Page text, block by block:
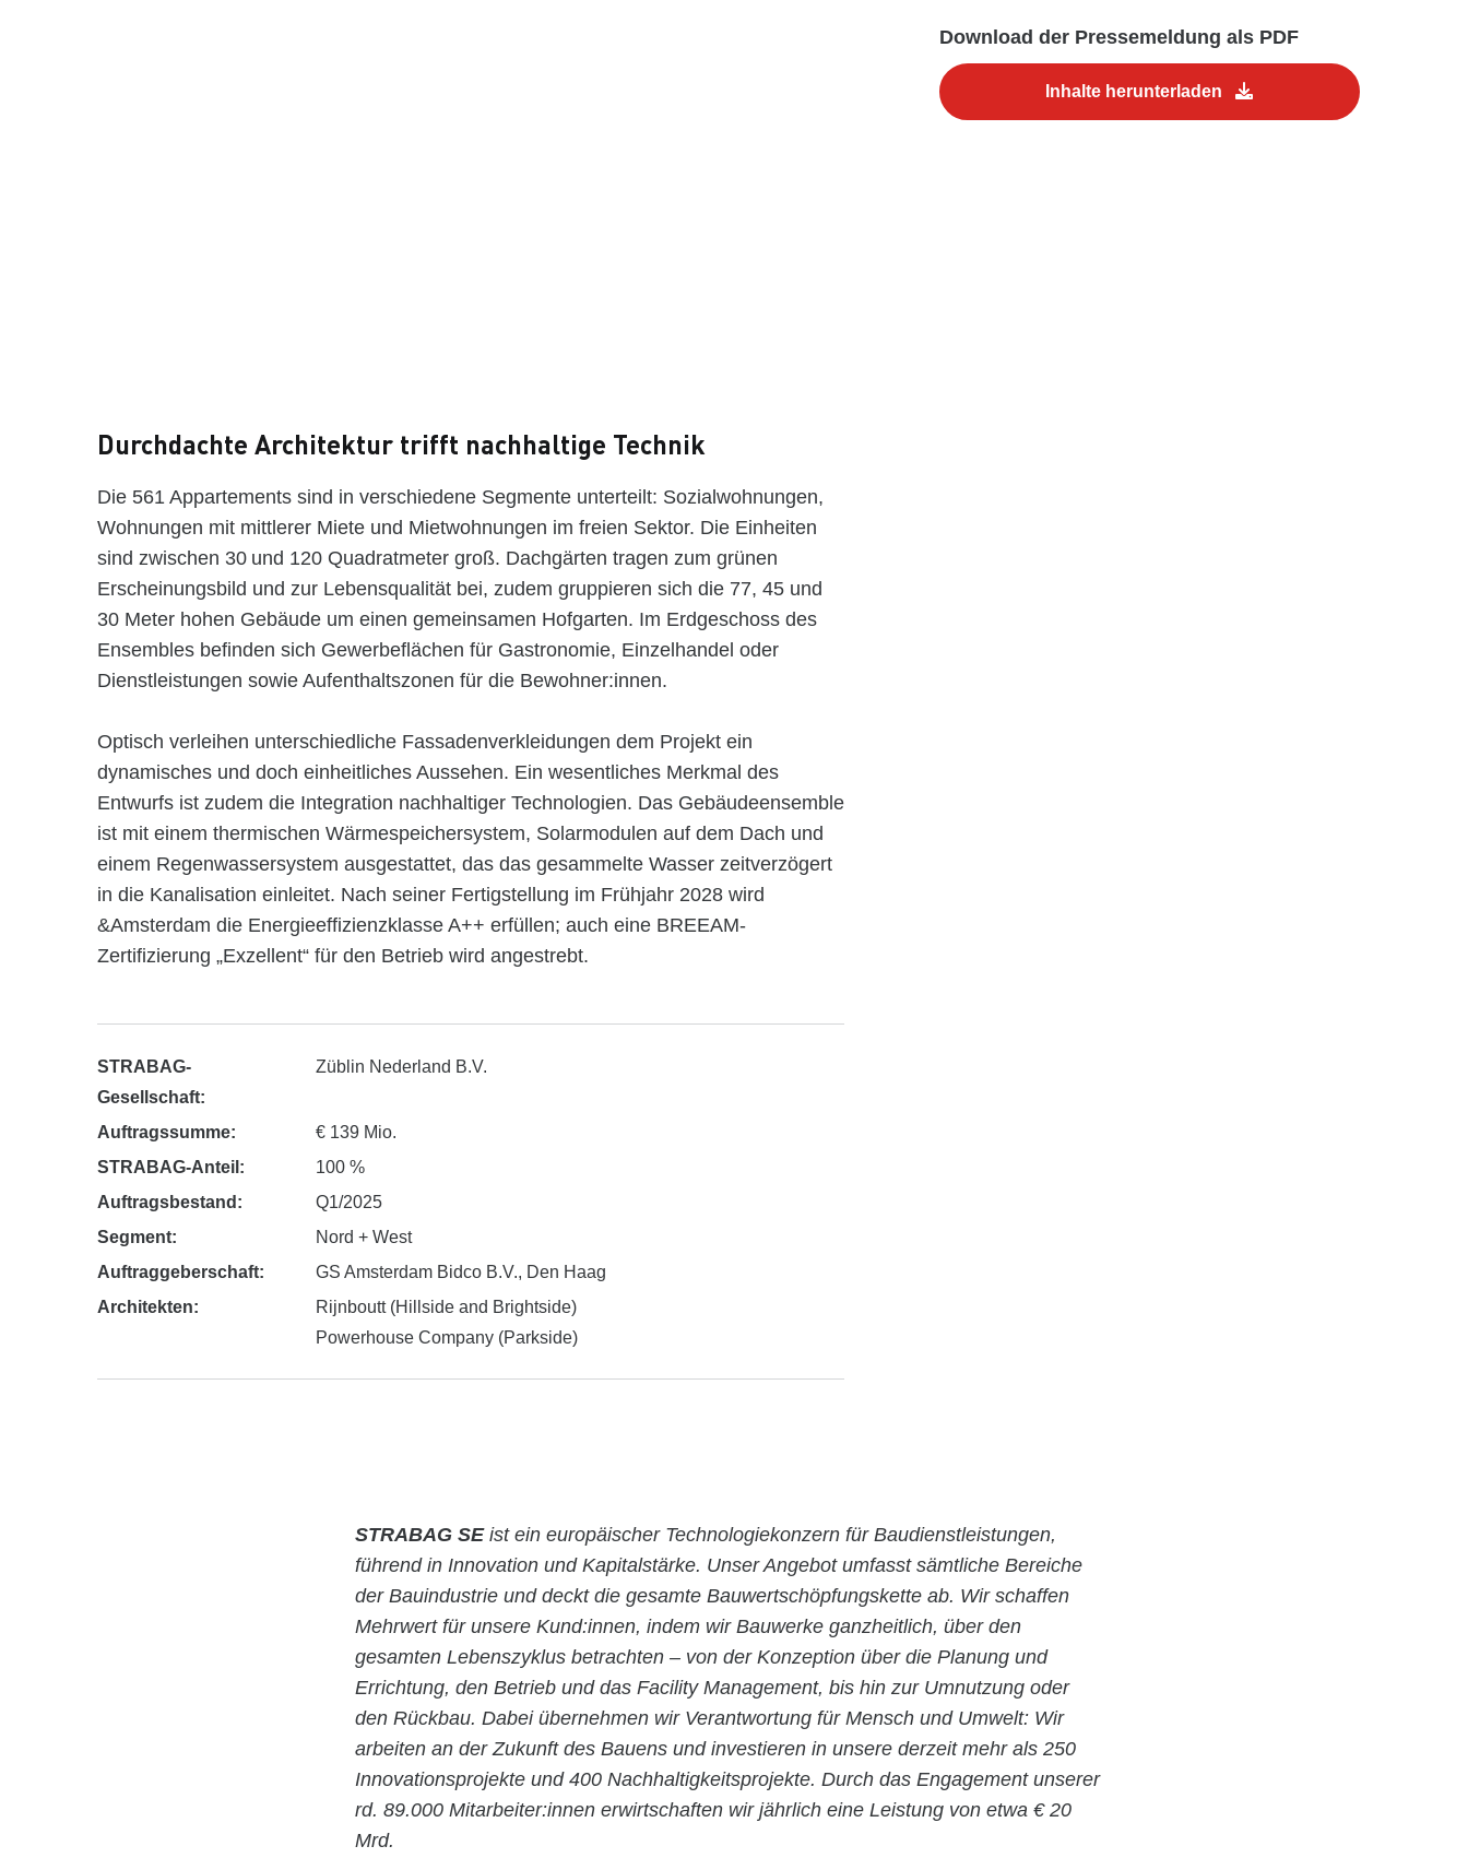
Durchdachte Architektur trifft nachhaltige Technik
Die 561 Appartements sind in verschiedene Segmente unterteilt: Sozialwohnungen,
Wohnungen mit mittlerer Miete und Mietwohnungen im freien Sektor. Die Einheiten
sind zwischen 30 und 120 Quadratmeter groß. Dachgärten tragen zum grünen
Erscheinungsbild und zur Lebensqualität bei, zudem gruppieren sich die 77, 45 und
30 Meter hohen Gebäude um einen gemeinsamen Hofgarten. Im Erdgeschoss des
Ensembles befinden sich Gewerbeflächen für Gastronomie, Einzelhandel oder
Dienstleistungen sowie Aufenthaltszonen für die Bewohner:innen.
Optisch verleihen unterschiedliche Fassadenverkleidungen dem Projekt ein
dynamisches und doch einheitliches Aussehen. Ein wesentliches Merkmal des
Entwurfs ist zudem die Integration nachhaltiger Technologien. Das Gebäudeensemble
ist mit einem thermischen Wärmespeichersystem, Solarmodulen auf dem Dach und
einem Regenwassersystem ausgestattet, das das gesammelte Wasser zeitverzögert
in die Kanalisation einleitet. Nach seiner Fertigstellung im Frühjahr 2028 wird
&Amsterdam die Energieeffizienzklasse A++ erfüllen; auch eine BREEAM-
Zertifizierung „Exzellent“ für den Betrieb wird angestrebt.
STRABAG-
Gesellschaft:
Züblin Nederland B.V.
Auftragssumme:
€ 139 Mio.
STRABAG-Anteil:
100 %
Auftragsbestand:
Q1/2025
Segment:
Nord + West
Auftraggeberschaft:
GS Amsterdam Bidco B.V., Den Haag
Architekten:
Rijnboutt (Hillside and Brightside)
Powerhouse Company (Parkside)
Download der Pressemeldung als PDF
Inhalte herunterladen
STRABAG SE ist ein europäischer Technologiekonzern für Baudienstleistungen,
führend in Innovation und Kapitalstärke. Unser Angebot umfasst sämtliche Bereiche
der Bauindustrie und deckt die gesamte Bauwertschöpfungskette ab. Wir schaffen
Mehrwert für unsere Kund:innen, indem wir Bauwerke ganzheitlich, über den
gesamten Lebenszyklus betrachten – von der Konzeption über die Planung und
Errichtung, den Betrieb und das Facility Management, bis hin zur Umnutzung oder
den Rückbau. Dabei übernehmen wir Verantwortung für Mensch und Umwelt: Wir
arbeiten an der Zukunft des Bauens und investieren in unsere derzeit mehr als 250
Innovationsprojekte und 400 Nachhaltigkeitsprojekte. Durch das Engagement unserer
rd. 89.000 Mitarbeiter:innen erwirtschaften wir jährlich eine Leistung von etwa € 20
Mrd.